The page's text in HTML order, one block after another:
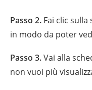
Passo 2. Fai clic
in modo da poter
Passo 3.Vai alla
non vuoi più